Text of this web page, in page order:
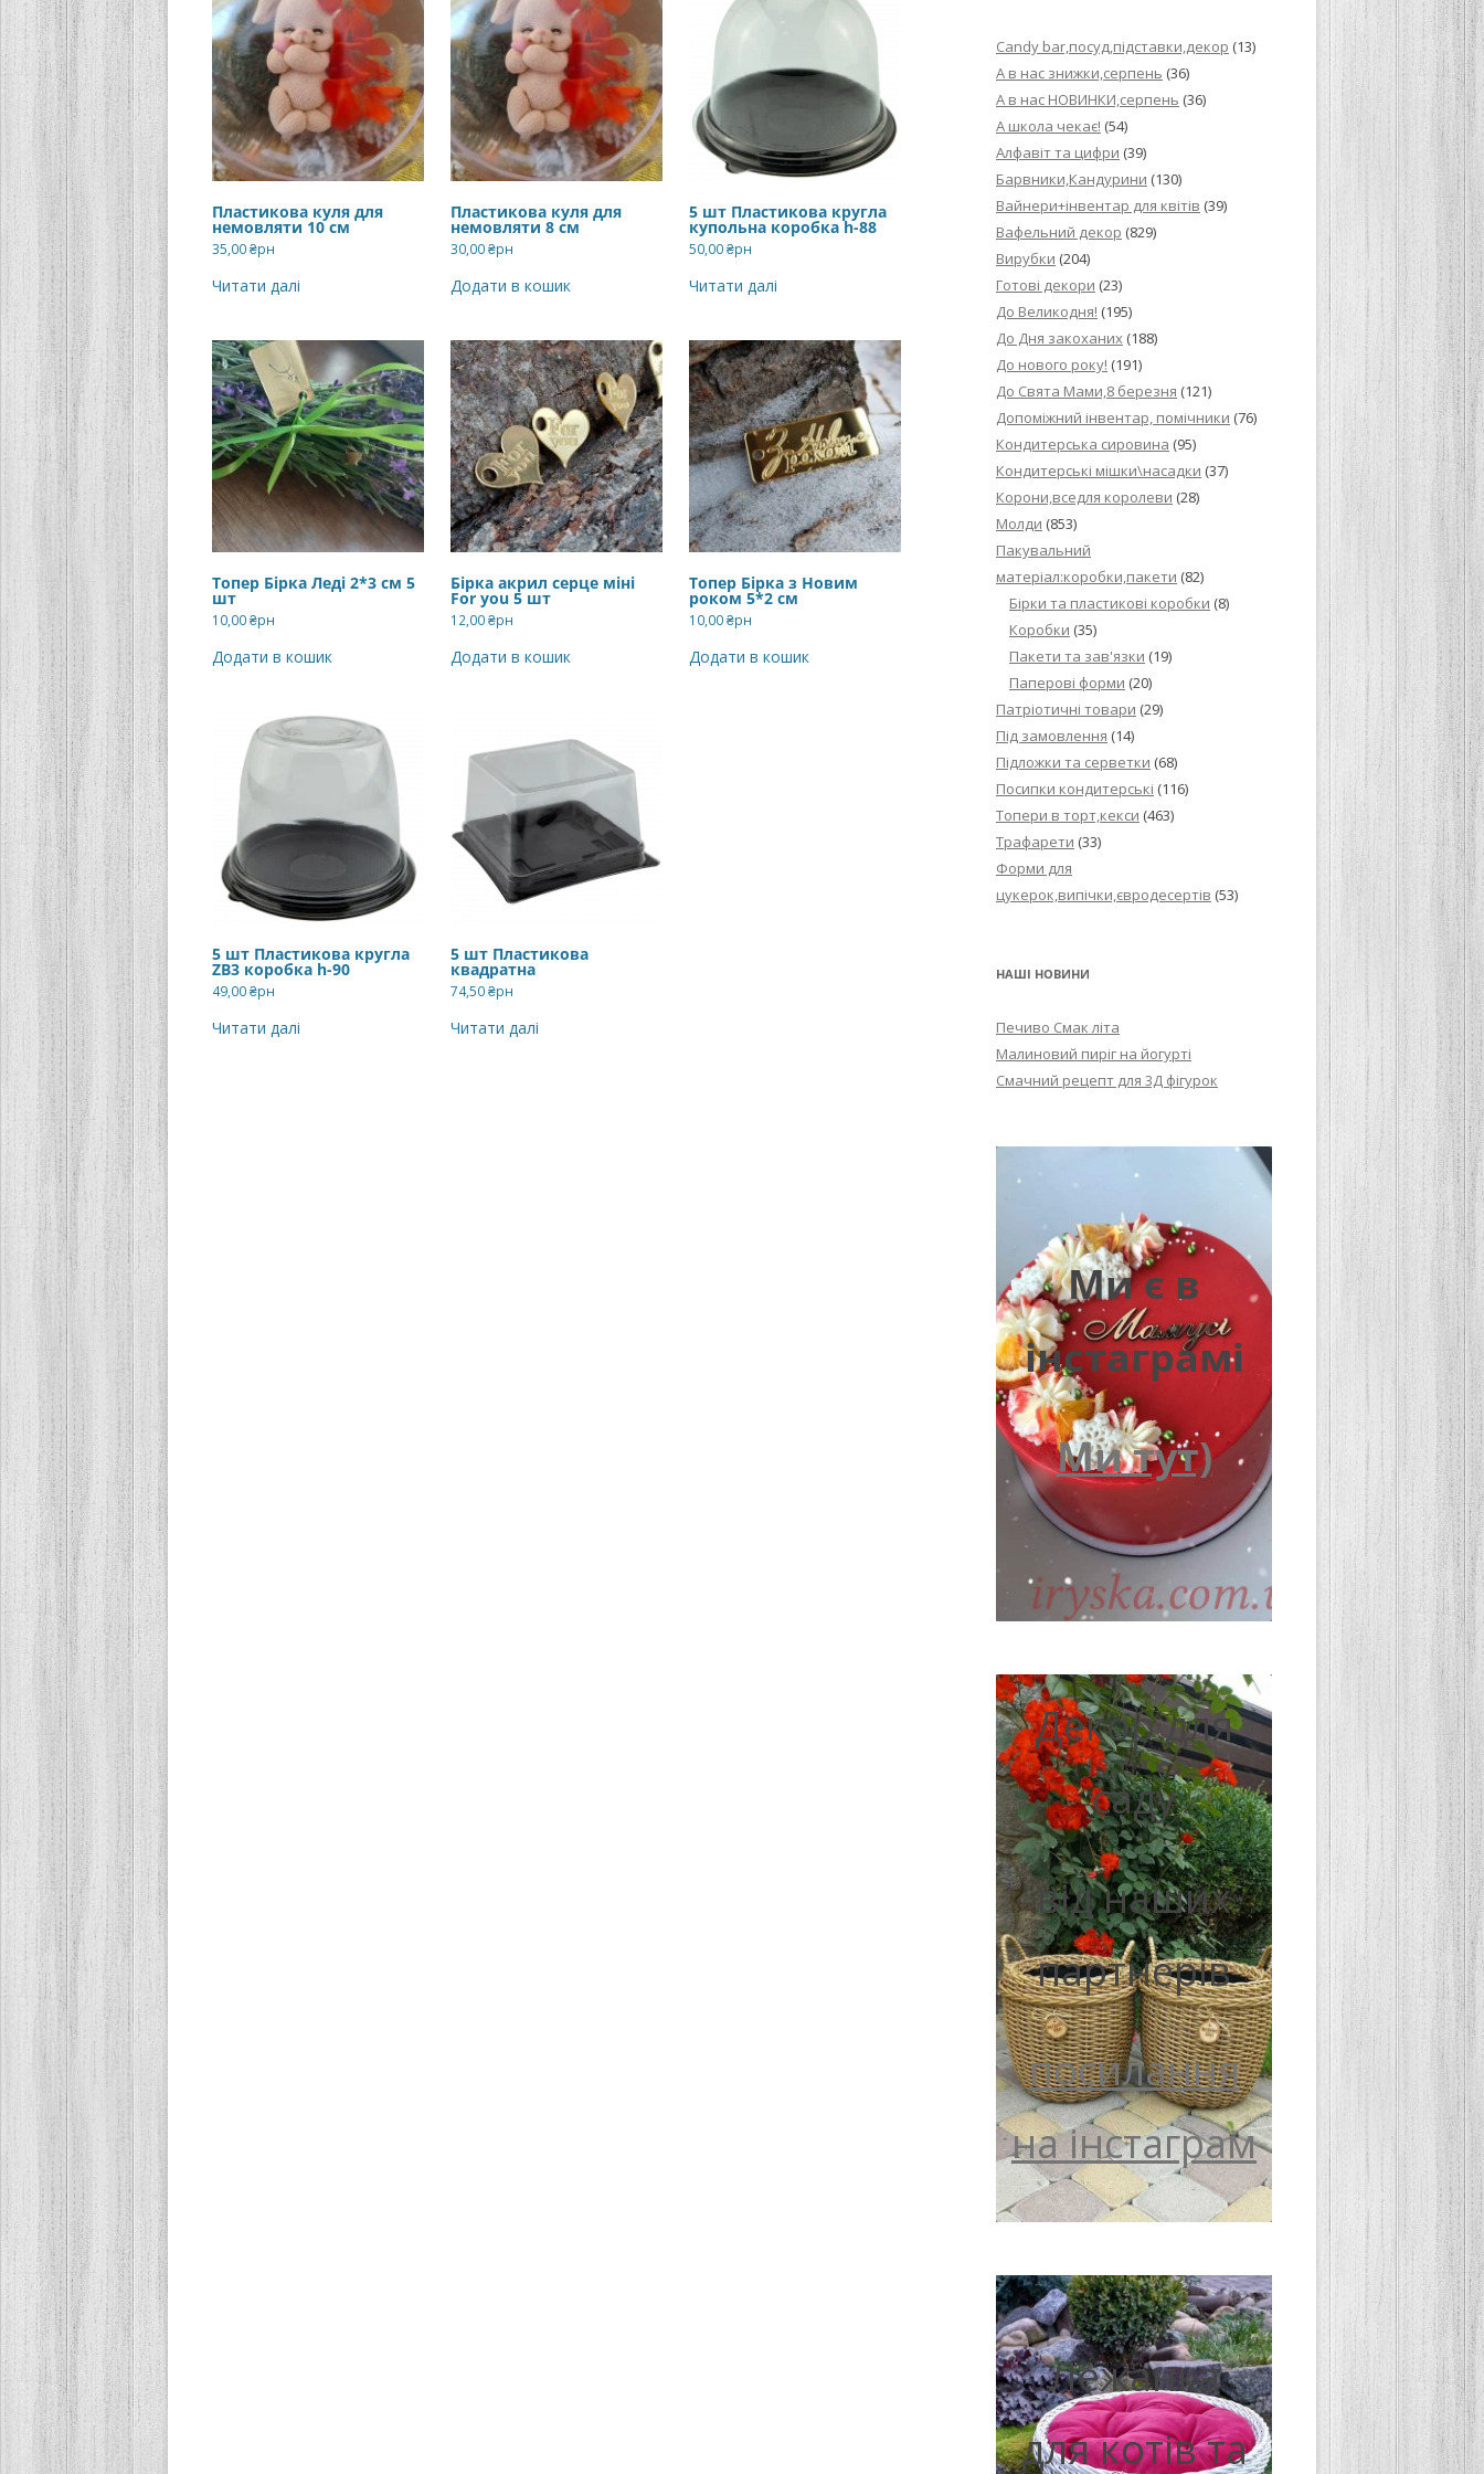
ТОРТУ,РЕЦЕПТ ПРИГОТУВАННЯ
РЕЦЕПТ МАСТИКИ ДЛЯ
ПОКРИТТЯ ТОРТІВ НА ОСНОВІ
ЖЕЛАТИНУ
РЕЦЕПТ ЛИМОННОГО ПИРОГА З
МИГДАЛЬНЕ ПЕЧИВКО
“ЗГУЩЕНОГО МОЛОКА БАГАТО
НЕ БУВАЄ АБО УЛЮБЛЕНИЙ
ДЕСЕРТ АРГЕНТИНЦІВ”
РЕЦЕПТ ДЛЯ ШОКОЛАДНИХ
ПОТЬОКІВ
Пластикова куля для
немовляти 10 см
35,00₴рн
Читати далі
Пластикова куля для
немовляти 8 см
30,00₴рн
Додати в кошик
5 шт Пластикова кругла
купольна коробка h-88
50,00₴рн
Читати далі
Топер Бірка Леді 2*3 см 5
шт
10,00₴рн
Додати в кошик
Бірка акрил серце міні
For you 5 шт
12,00₴рн
Додати в кошик
Топер Бірка з Новим
роком 5*2 см
10,00₴рн
Додати в кошик
5 шт Пластикова кругла
ZB3 коробка h-90
49,00₴рн
Читати далі
5 шт Пластикова
квадратна
74,50₴рн
Читати далі
Candy bar,посуд,підставки,декор (13)
А в нас знижки,серпень (36)
А в нас НОВИНКИ,серпень (36)
А школа чекає! (54)
Алфавіт та цифри (39)
Барвники,Кандурини (130)
Вайнери+інвентар для квітів (39)
Вафельний декор (829)
Вирубки (204)
Готові декори (23)
До Великодня! (195)
До Дня закоханих (188)
До нового року! (191)
До Свята Мами,8 березня (121)
Допоміжний інвентар, помічники (76)
Кондитерська сировина (95)
Кондитерські мішки\насадки (37)
Корони,вседля королеви (28)
Молди (853)
Пакувальний
матеріал:коробки,пакети (82)
Бірки та пластикові коробки (8)
Коробки (35)
Пакети та зав'язки (19)
Паперові форми (20)
Патріотичні товари (29)
Під замовлення (14)
Підложки та серветки (68)
Посипки кондитерські (116)
Топери в торт,кекси (463)
Трафарети (33)
Форми для
цукерок,випічки,євродесертів (53)
НАШІ НОВИНИ
Печиво Смак літа
Малиновий пиріг на йогурті
Смачний рецепт для 3Д фігурок
Ми є в
інстаграмі
Ми тут)
Декор для
саду
від наших
партнерів
посилання
на інстаграм
Лежанка
для котів та